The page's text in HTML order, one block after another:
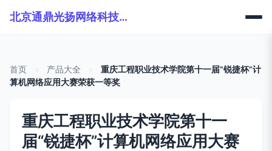
北京通鼎光扬网络科技有限公司
首页 产品大全
重庆工程职业技术学院第十一届“锐捷杯”计
算机网络应用大赛荣获一等奖
重庆工程职业技术学院第十一
届“锐捷杯”计算机网络应用大赛